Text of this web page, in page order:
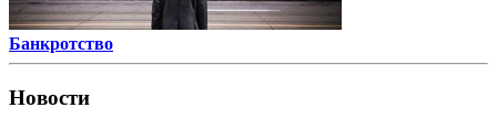
Банкротство
Новости